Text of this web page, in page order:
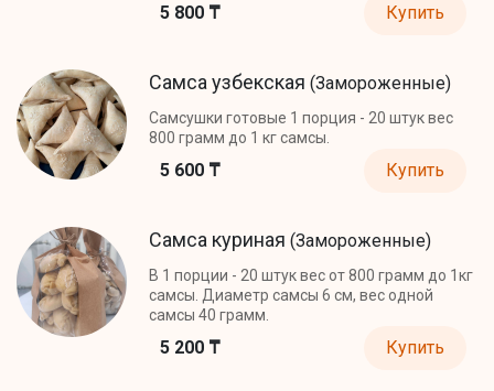
5 800 ₸ Купить
Самса узбекская (Замороженные)
Самсушки готовые 1 порция - 20 штук вес
800 грамм до 1 кг самсы.
5 600 ₸ Купить
Самса куриная (Замороженные)
В 1 порции - 20 штук вес от 800 грамм до 1кг
самсы. Диаметр самсы 6 см, вес одной
самсы 40 грамм.
5 200 ₸ Купить